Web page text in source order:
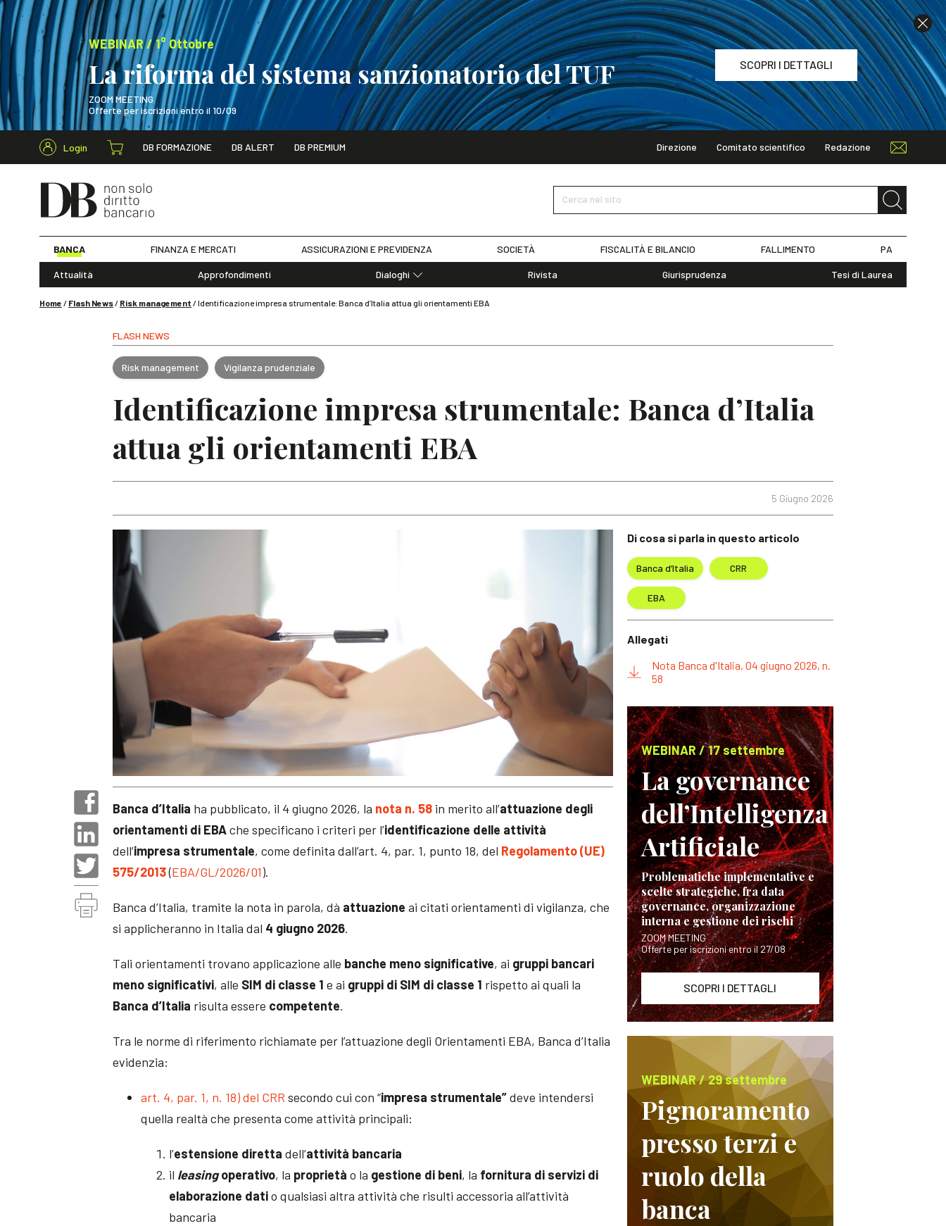
WEBINAR / 1° Ottobre
La riforma del sistema sanzionatorio del TUF
ZOOM MEETING
Offerte per iscrizioni entro il 10/09
SCOPRI I DETTAGLI
WEBINAR / 1° Ottobre
Login DB FORMAZIONE DB ALERT DB PREMIUM Direzione Comitato scientifico Redazione
Cerca nel sito
BANCA FINANZA E MERCATI ASSICURAZIONI E PREVIDENZA SOCIETÀ FISCALITÀ E BILANCIO FALLIMENTO PA
Attualità Approfondimenti
Dialoghi
Rivista Giurisprudenza Tesi di Laurea
Home / Flash News/ Risk management /Identificazione impresa strumentale: Banca d’Italia attua gli orientamenti EBA
FLASH NEWS
Risk management Vigilanza prudenziale
Identificazione impresa strumentale: Banca d’Italia
attua gli orientamenti EBA
5 Giugno 2026
Banca d’Italia ha pubblicato, il 4 giugno 2026, la nota n. 58 in merito all’attuazione degli
orientamenti di EBAche specificano i criteri per l’identificazione delle attività
dell’impresa strumentale, come definita dall’art. 4, par. 1, punto 18, del Regolamento (UE)
575/2013(EBA/GL/2026/01).
Banca d’Italia, tramite la nota in parola, dà attuazione ai citati orientamenti di vigilanza, che
si applicheranno in Italia dal 4 giugno 2026.
Tali orientamenti trovano applicazione alle banche meno significative, ai gruppi bancari
meno significativi, alle SIM di classe 1 e ai gruppi di SIM di classe 1 rispetto ai quali la
Banca d’Italia risulta essere competente.
Tra le norme di riferimento richiamate per l’attuazione degli Orientamenti EBA, Banca d’Italia
evidenzia:
art. 4, par. 1, n. 18) del CRR secondo cui con “impresa strumentale”deve intendersi
quella realtà che presenta come attività principali:
l’estensione diretta dell’attività bancaria
il leasingoperativo, la proprietà o la gestione di beni, la fornitura di servizi di
elaborazione datio qualsiasi altra attività che risulti accessoria all’attività
bancaria
Di cosa si parla in questo articolo
Banca d’Italia CRR
EBA
Allegati
Nota Banca d'Italia, 04 giugno 2026, n.
58
WEBINAR / 17 settembre
La governance
dell’Intelligenza
Artificiale
Problematiche implementative e
scelte strategiche, fra data
governance, organizzazione
interna e gestione dei rischi
ZOOM MEETING
Offerte per iscrizioni entro il 27/08
SCOPRI I DETTAGLI
WEBINAR / 29 settembre
Pignoramento
presso terzi e
ruolo della
banca